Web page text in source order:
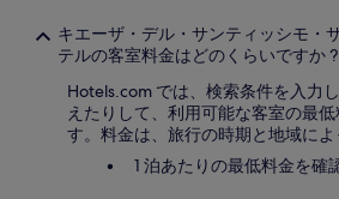
が
キエーザ・デル・サンティッシモ・
テルの客室料金はどのくらいですか ?
Hotels.com では、検索条件を入力
えたりして、利用可能な客室の最
す。料金は、旅行の時期と地域によ
1 泊あたりの最低料金を確